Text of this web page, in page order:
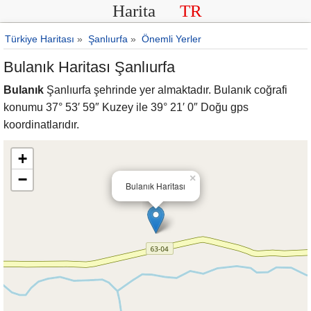
Harita TR
Türkiye Haritası » Şanlıurfa » Önemli Yerler
Bulanık Haritası Şanlıurfa
Bulanık Şanlıurfa şehrinde yer almaktadır. Bulanık coğrafi
konumu 37° 53′ 59″ Kuzey ile 39° 21′ 0″ Doğu gps
koordinatlarıdır.
Bulanık Haritası
×
+
−